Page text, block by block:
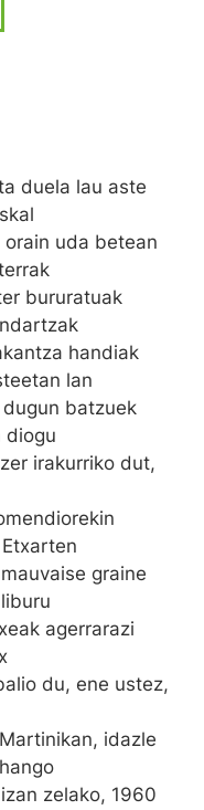
duela lau aste
uda betean
bururatuak
handiak
lan
batzuek
diogu
irakurriko dut,
graine
agerrarazi
du, ene ustez,
idazle
zelako, 1960